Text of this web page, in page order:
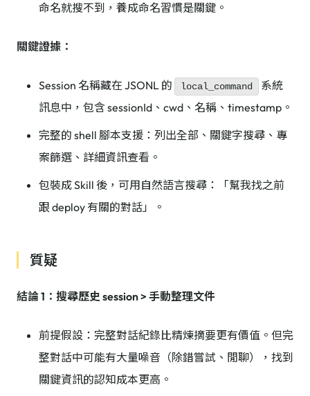
命名就搜不到，養成命名習慣是關鍵。
關鍵證據：
Session 名稱藏在 JSONL 的 local_command
系統
訊息中，包含 sessionId、cwd、名稱、timestamp。
完整的 shell 腳本支援：列出全部、關鍵字搜尋、專
案篩選、詳細資訊查看。
包裝成 Skill 後，可用自然語言搜尋：「幫我找之前
跟 deploy 有關的對話」。
質疑
結論 1：搜尋歷史 session > 手動整理文件
前提假設：完整對話紀錄比精煉摘要更有價值。但完
整對話中可能有大量噪音（除錯嘗試、閒聊），找到
關鍵資訊的認知成本更高。